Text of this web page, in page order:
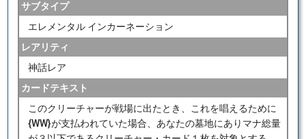
サブタイプ
エレメンタル インカーネーション
レアリティ
神話レア
カードテキスト
このクリーチャーが戦場に出たとき、これを唱えるために
{WW}が支払われていた場合、あなたの墓地にありマナ総量